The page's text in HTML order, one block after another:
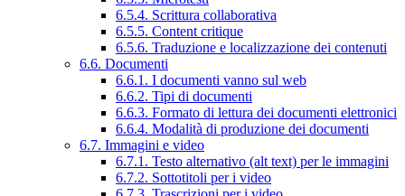
6.5.4. Scrittura collaborativa
6.5.5. Content critique
6.5.6. Traduzione e localizzazione dei contenuti
6.6. Documenti
6.6.1. I documenti vanno sul web
6.6.2. Tipi di documenti
6.6.3. Formato di lettura dei documenti elettronici
6.6.4. Modalità di produzione dei documenti
6.7. Immagini e video
6.7.1. Testo alternativo (alt text) per le immagini
6.7.2. Sottotitoli per i video